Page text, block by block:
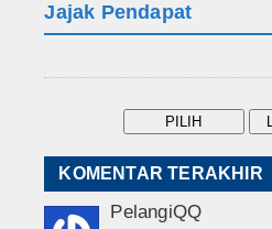
Jajak Pendapat
KOMENTAR TERAKHIR
PelangiQQ